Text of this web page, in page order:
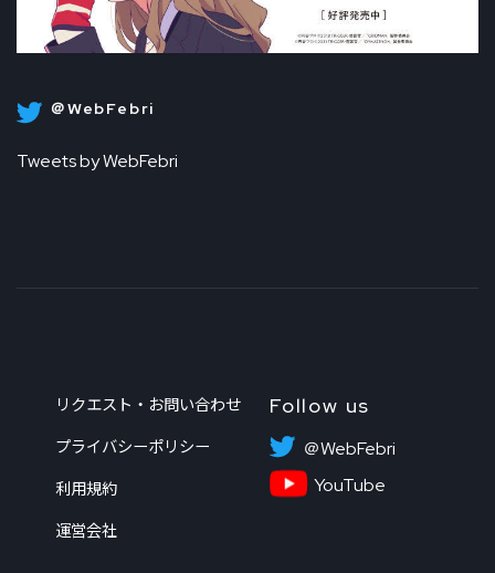
＠WebFebri
Tweets by WebFebri
リクエスト・お問い合わせ
プライバシーポリシー
利用規約
運営会社
Follow us
＠WebFebri
YouTube